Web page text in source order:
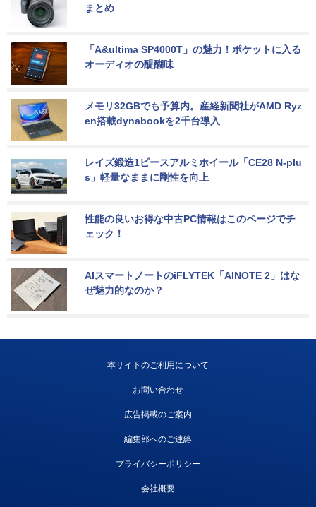
まとめ
「A&ultima SP4000T」の魅力！ポケットに入る
オーディオの醍醐味
メモリ32GBでも予算内。産経新聞社がAMD Ryz
en搭載dynabookを2千台導入
レイズ鍛造1ピースアルミホイール「CE28 N-plu
s」軽量なままに剛性を向上
性能の良いお得な中古PC情報はこのページでチ
ェック！
AIスマートノートのiFLYTEK「AINOTE 2」はな
ぜ魅力的なのか？
本サイトのご利用について
お問い合わせ
広告掲載のご案内
編集部へのご連絡
プライバシーポリシー
会社概要